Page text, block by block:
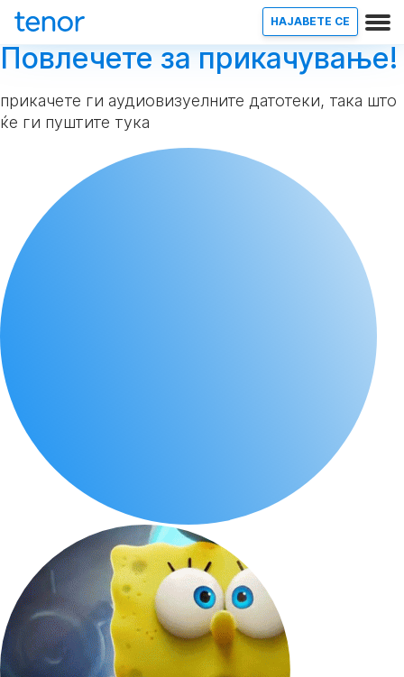
НАЈАВETE СЕ
Повлечете за прикачување!
прикачете ги аудиовизуелните датотеки, така што
ќе ги пуштите тука